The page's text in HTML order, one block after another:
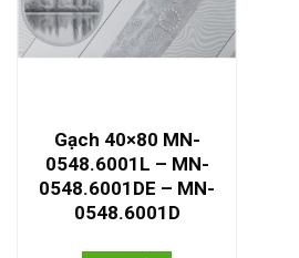
Gạch 40×80 MN-
0548.6001L – MN-
0548.6001DE – MN-
0548.6001D